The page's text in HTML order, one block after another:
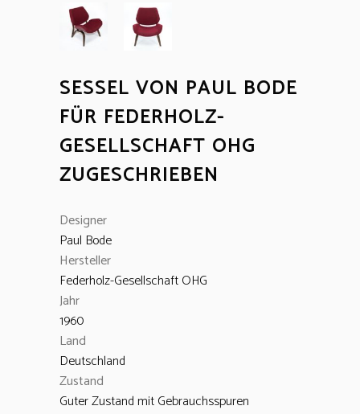
SESSEL VON PAUL BODE
FÜR FEDERHOLZ-
GESELLSCHAFT OHG
ZUGESCHRIEBEN
Designer
Paul Bode
Hersteller
Federholz-Gesellschaft OHG
Jahr
1960
Land
Deutschland
Zustand
Guter Zustand mit Gebrauchsspuren